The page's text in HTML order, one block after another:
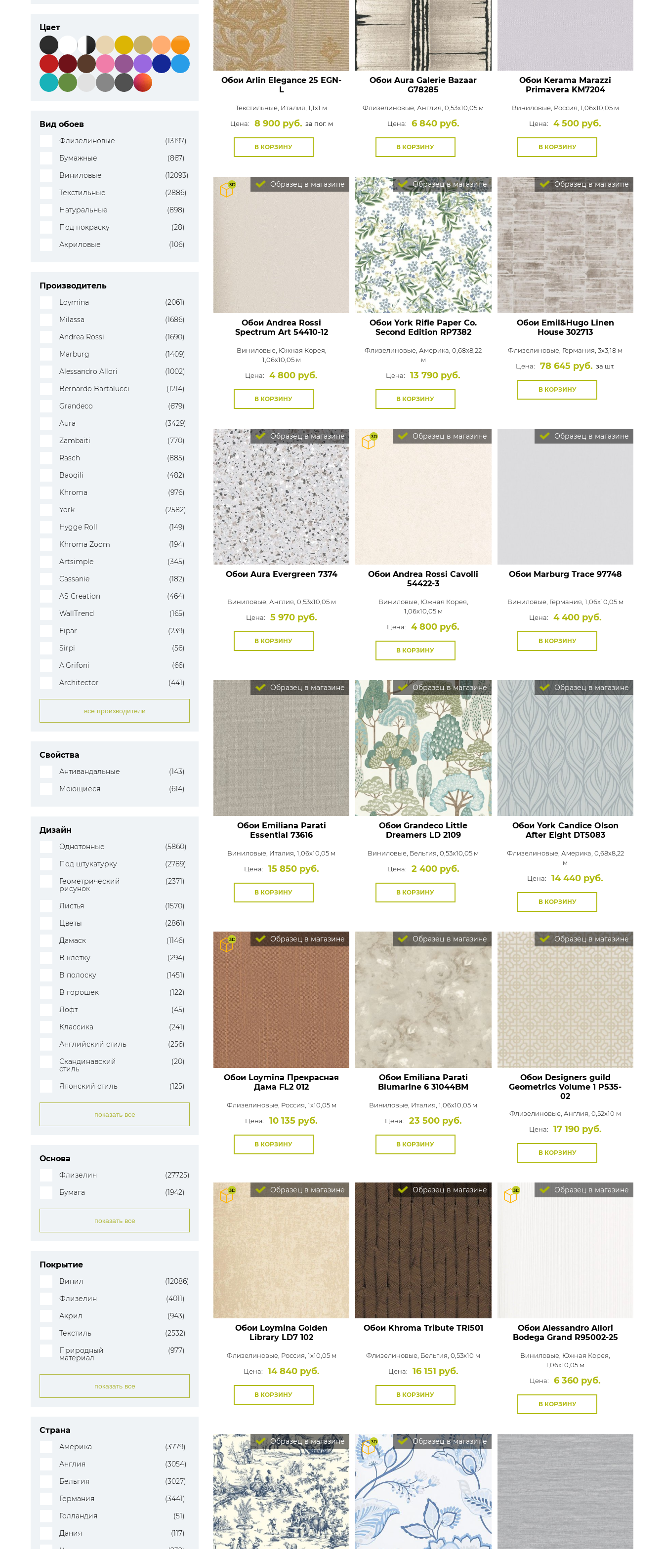
ПОКАЗАТЬ ВСЕ ОБОИ
Цвет
Вид обоев
Флизелиновые
(13197)
Бумажные
(867)
Виниловые
(12093)
Текстильные
(2886)
Натуральные
(898)
Под покраску
(28)
Акриловые
(106)
Производитель
Loymina
(2061)
Milassa
(1686)
Andrea Rossi
(1690)
Marburg
(1409)
Alessandro Allori
(1002)
Bernardo Bartalucci
(1214)
Grandeco
(679)
Aura
(3429)
Zambaiti
(770)
Rasch
(885)
Baoqili
(482)
Khroma
(976)
York
(2582)
Hygge Roll
(149)
Khroma Zoom
(194)
Artsimple
(345)
Cassanie
(182)
AS Creation
(464)
WallTrend
(165)
Fipar
(239)
Sirpi
(56)
A.Grifoni
(66)
Architector
(441)
все производители
Свойства
Антивандальные
(143)
Моющиеся
(614)
Дизайн
Однотонные
(5860)
Под штукатурку
(2789)
Геометрический
рисунок
(2371)
Листья
(1570)
Цветы
(2861)
Дамаск
(1146)
В клетку
(294)
В полоску
(1451)
В горошек
(122)
Лофт
(45)
Классика
(241)
Английский стиль
(256)
Скандинавский
стиль
(20)
Японский стиль (125)
показать все
Основа
Флизелин
(27725)
Бумага
(1942)
показать все
Покрытие
Винил
(12086)
Флизелин
(4011)
Акрил
(943)
Текстиль
(2532)
Природный
материал
(977)
показать все
Страна
Америка
(3779)
Англия
(3054)
Бельгия
(3027)
Германия
(3441)
Голландия
(51)
Дания
(117)
Обои Arlin Elegance 25 EGN-
L
Текстильные, Италия, 1,1x1 м
Цена:
8 900 руб. за пог. м
В КОРЗИНУ
Обои Aura Galerie Bazaar
G78285
Флизелиновые,Англия, 0,53x10,05 м
Цена:
6 840 руб.
В КОРЗИНУ
Обои Kerama Marazzi
Primavera KM7204
Виниловые, Россия, 1,06x10,05 м
Цена:
4 500 руб.
В КОРЗИНУ
Образец в магазине
Обои Andrea Rossi
Spectrum Art54410-12
Виниловые, Южная Корея,
1,06x10,05 м
Цена:
4 800 руб.
В КОРЗИНУ
Образец в магазине
Обои York Rifle Paper Co.
Second Edition RP7382
Флизелиновые, Америка, 0,68x8,22
м
Цена:
13 790 руб.
В КОРЗИНУ
Образец в магазине
Обои Emil&Hugo Linen
House 302713
Флизелиновые, Германия, 3x3,18 м
Цена:
78 645 руб. за шт.
В КОРЗИНУ
Образец в магазине
Обои Aura Evergreen 7374
Виниловые, Англия, 0,53x10,05 м
Цена:
5 970 руб.
В КОРЗИНУ
Образец в магазине
Обои Andrea Rossi Cavolli
54422-3
Виниловые, Южная Корея,
1,06x10,05 м
Цена:
4 800 руб.
В КОРЗИНУ
Образец в магазине
Обои Marburg Trace97748
Виниловые, Германия, 1,06x10,05 м
Цена:
4 400 руб.
В КОРЗИНУ
Образец в магазине
Обои Emiliana Parati
Essential 73616
Виниловые, Италия, 1,06x10,05 м
Цена:
15 850 руб.
В КОРЗИНУ
Образец в магазине
Обои Grandeco Little
Dreamers LD 2109
Виниловые, Бельгия, 0,53x10,05 м
Цена:
2 400 руб.
В КОРЗИНУ
Образец в магазине
Обои York Candice Olson
After EightDT5083
Флизелиновые, Америка, 0,68x8,22
м
Цена:
14 440 руб.
В КОРЗИНУ
Образец в магазине
Обои Loymina Прекрасная
Дама FL2 012
Флизелиновые, Россия, 1x10,05 м
Цена:
10 135 руб.
В КОРЗИНУ
Образец в магазине
Обои Emiliana Parati
Blumarine 6 31044BM
Виниловые, Италия, 1,06x10,05 м
Цена:
23 500 руб.
В КОРЗИНУ
Образец в магазине
Обои Designers guild
Geometrics Volume 1 P535-
02
Флизелиновые, Англия, 0,52x10 м
Цена:
17 190 руб.
В КОРЗИНУ
Образец в магазине
Обои Loymina Golden
Library LD7 102
Флизелиновые, Россия, 1x10,05 м
Цена:
14 840 руб.
В КОРЗИНУ
Образец в магазине
Обои Khroma TributeTRI501
Флизелиновые, Бельгия, 0,53x10 м
Цена:
16 151 руб.
В КОРЗИНУ
Образец в магазине
Обои Alessandro Allori
Bodega Grand R95002-25
Виниловые, Южная Корея,
1,06x10,05 м
Цена:
6 360 руб.
В КОРЗИНУ
Образец в магазине Образец в магазине